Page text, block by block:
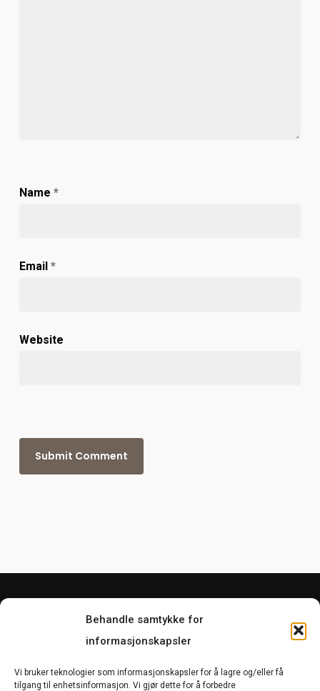
Behandle samtykke for
informasjonskapsler
Vi bruker teknologier som informasjonskapsler for å lagre og/eller få
tilgang til enhetsinformasjon. Vi gjør dette for å forbedre
Name *
Email *
Website